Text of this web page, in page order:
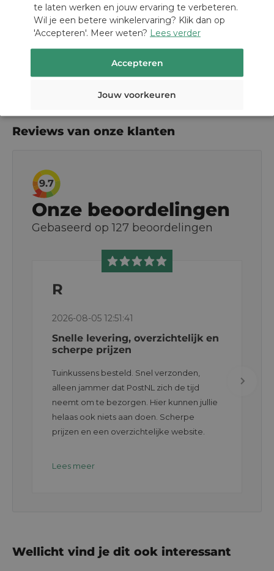
Afmeting:
Lengte 250cm
Breedte 55/60cm
Artikelnummer 7970
Merk Platinum Sun & Shade
Materiaal Ripstop polyester
Reviews van onze klanten
9.7
Onze beoordelingen
Gebaseerd op 127 beoordelingen
R
2026-08-05 12:51:41
Snelle levering, overzichtelijk en
scherpe prijzen
Tuinkussens besteld. Snel verzonden,
alleen jammer dat PostNL zich de tijd
neemt om te bezorgen. Hier kunnen jullie
helaas ook niets aan doen. Scherpe
prijzen en een overzichtelijke website.
Lees meer
Wellicht vind je dit ook interessant
GERMAN
te laten werken en jouw ervaring te verbeteren.
Wil je een betere winkelervaring? Klik dan op
'Accepteren'. Meer weten? Lees verder
Accepteren
Jouw voorkeuren